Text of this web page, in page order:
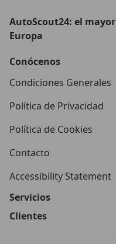
AutoScout24: el
Europa
Conócenos
Condiciones Generales
Política de Privacidad
Política de Cookies
Contacto
Accessibility Statement
Servicios
Clientes